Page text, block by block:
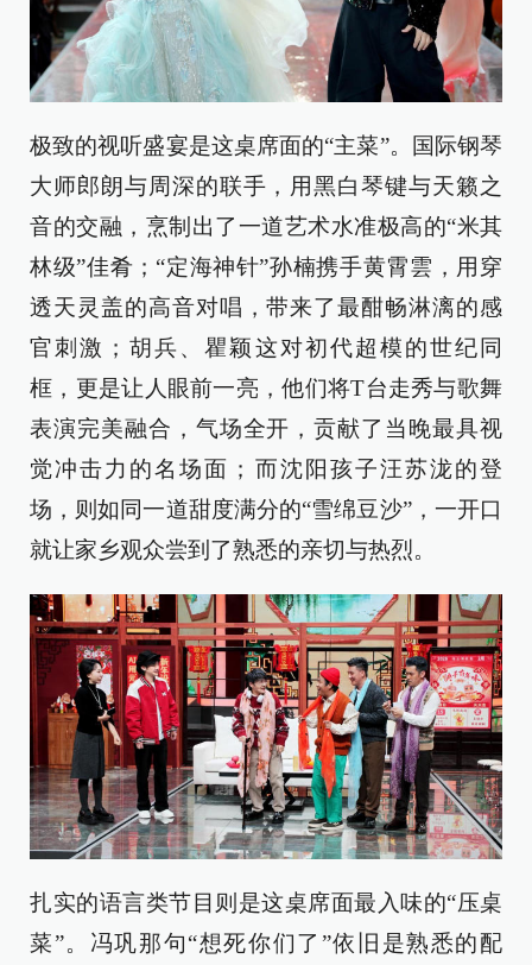
极致的视听盛宴是这桌席面的“主菜”。国际钢琴
大师郎朗与周深的联手，用黑白琴键与天籁之
音的交融，烹制出了一道艺术水准极高的“米其
林级”佳肴；“定海神针”孙楠携手黄霄雲，用穿
透天灵盖的高音对唱，带来了最酣畅淋漓的感
官刺激；胡兵、瞿颖这对初代超模的世纪同
框，更是让人眼前一亮，他们将T台走秀与歌舞
表演完美融合，气场全开，贡献了当晚最具视
觉冲击力的名场面；而沈阳孩子汪苏泷的登
场，则如同一道甜度满分的“雪绵豆沙”，一开口
就让家乡观众尝到了熟悉的亲切与热烈。
扎实的语言类节目则是这桌席面最入味的“压桌
菜”。冯巩那句“想死你们了”依旧是熟悉的配